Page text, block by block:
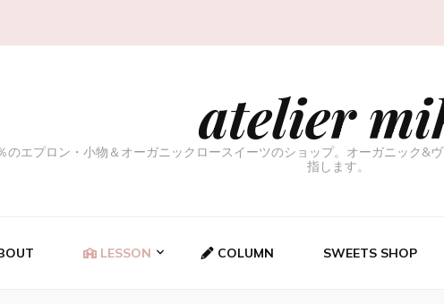
atelier
のエプロン・小物＆オーガニックロースイーツのショップ。オーガニック&
指します。
LESSON COLUMN SWEETS SHOP